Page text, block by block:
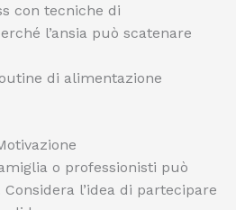
con tecniche di
l’ansia può scatenare
di alimentazione
o professionisti può
l’idea di partecipare